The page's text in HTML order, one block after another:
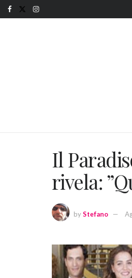
Il
rivela:
byStefano